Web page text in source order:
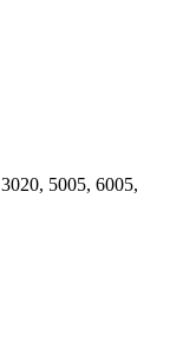
5005, 6005,